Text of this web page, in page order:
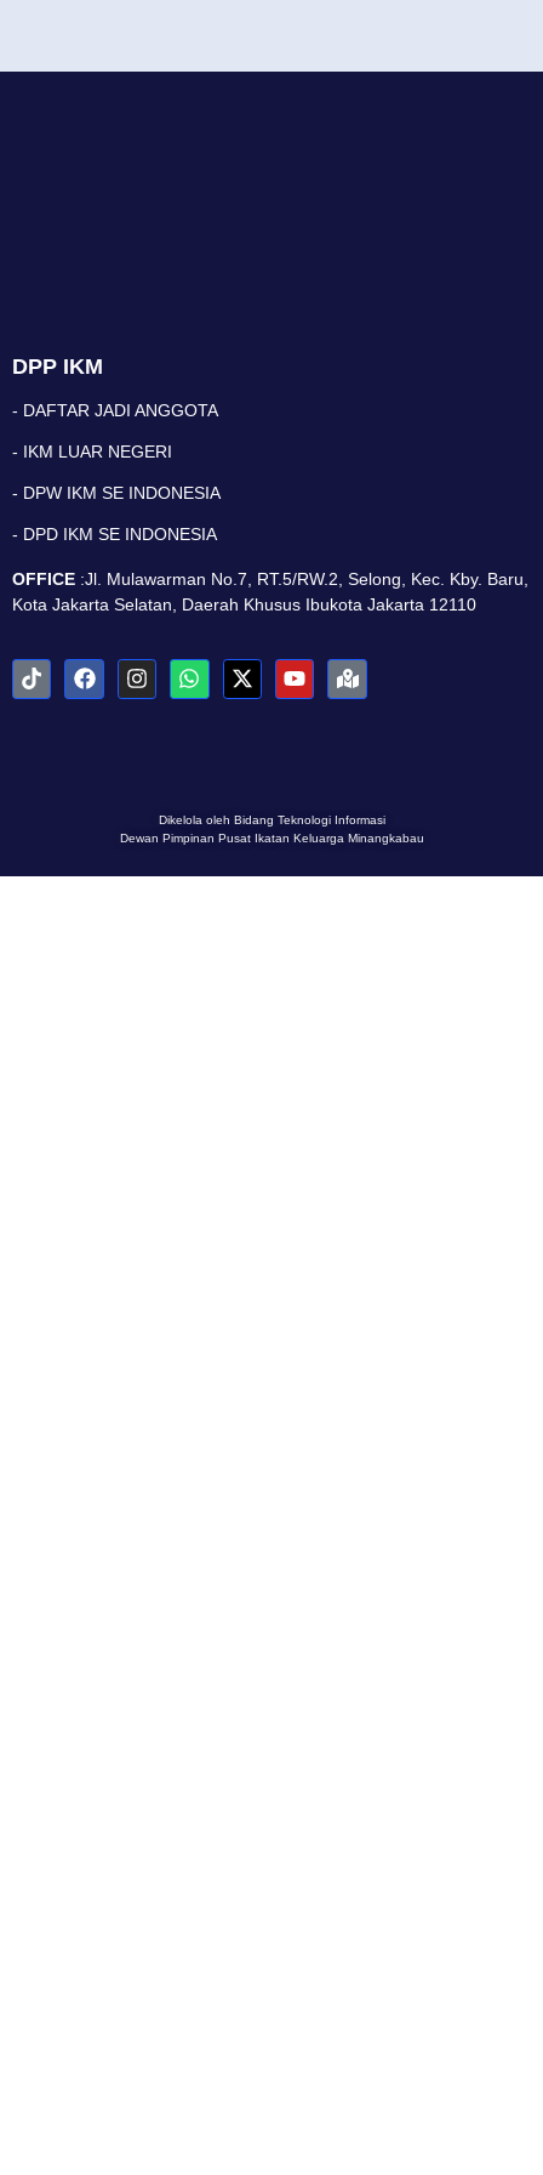
DPP IKM
- DAFTAR JADI ANGGOTA
- IKM LUAR NEGERI
- DPW IKM SE INDONESIA
- DPD IKM SE INDONESIA
OFFICE :Jl. Mulawarman No.7, RT.5/RW.2, Selong, Kec. Kby. Baru,
Kota Jakarta Selatan, Daerah Khusus Ibukota Jakarta 12110
Dikelola oleh Bidang Teknologi Informasi
Dewan Pimpinan Pusat Ikatan Keluarga Minangkabau